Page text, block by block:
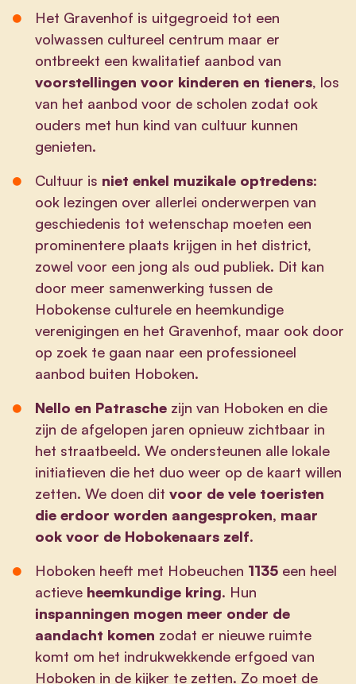
Het Gravenhof is uitgegroeid tot een
volwassen cultureel centrum maar er
ontbreekt een kwalitatief aanbod van
voorstellingen voor kinderen en tieners, los
van het aanbod voor de scholen zodat ook
ouders met hun kind van cultuur kunnen
genieten.
Cultuur is niet enkel muzikale optredens:
ook lezingen over allerlei onderwerpen van
geschiedenis tot wetenschap moeten een
prominentere plaats krijgen in het district,
zowel voor een jong als oud publiek. Dit kan
door meer samenwerking tussen de
Hobokense culturele en heemkundige
verenigingen en het Gravenhof, maar ook door
op zoek te gaan naar een professioneel
aanbod buiten Hoboken.
Nello en Patraschezijn van Hoboken en die
zijn de afgelopen jaren opnieuw zichtbaar in
het straatbeeld. We ondersteunen alle lokale
initiatieven die het duo weer op de kaart willen
zetten. We doen dit voor de vele toeristen
die erdoor worden aangesproken, maar
ook voor de Hobokenaars zelf.
Hoboken heeft met Hobeuchen 1135 een heel
actieve heemkundige kring. Hun
inspanningen mogen meer onder de
aandacht komen zodat er nieuwe ruimte
komt om het indrukwekkende erfgoed van
Hoboken in de kijker te zetten. Zo moet de